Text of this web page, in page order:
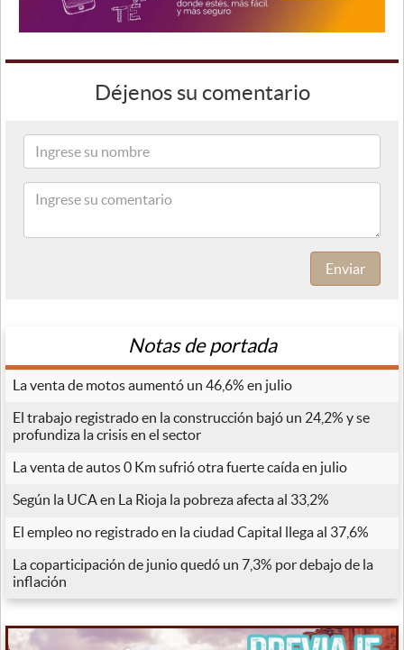
Déjenos su comentario
Enviar
Notas de portada
La venta de motos aumentó un 46,6% en julio
El trabajo registrado en la construcción bajó un 24,2% y se
profundiza la crisis en el sector
La venta de autos 0 Km sufrió otra fuerte caída en julio
Según la UCA en La Rioja la pobreza afecta al 33,2%
El empleo no registrado en la ciudad Capital llega al 37,6%
La coparticipación de junio quedó un 7,3% por debajo de la
inflación